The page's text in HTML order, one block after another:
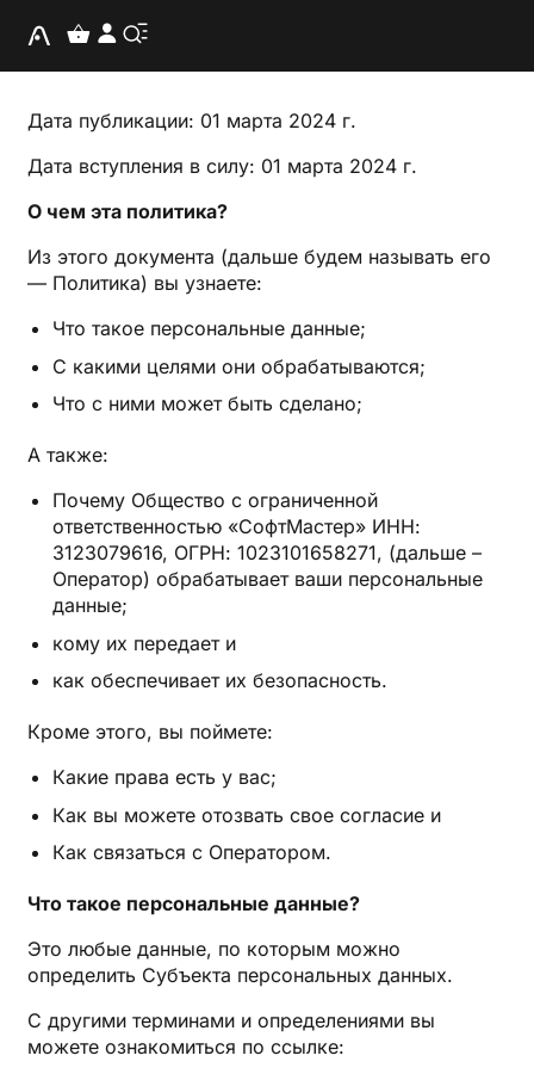
Дата публикации: 01 марта 2024 г.
Дата вступления в силу: 01 марта 2024 г.
О чем эта политика?
Из этого документа (дальше будем называть его
— Политика) вы узнаете:
Что такое персональные данные;
С какими целями они обрабатываются;
Что с ними может быть сделано;
А также:
Почему Общество с ограниченной
ответственностью «СофтМастер» ИНН:
3123079616, ОГРН: 1023101658271, (дальше –
Оператор) обрабатывает ваши персональные
данные;
кому их передает и
как обеспечивает их безопасность.
Кроме этого, вы поймете:
Какие права есть у вас;
Как вы можете отозвать свое согласие и
Как связаться с Оператором.
Что такое персональные данные?
Это любые данные, по которым можно
определить Субъекта персональных данных.
С другими терминами и определениями вы
можете ознакомиться по ссылке: